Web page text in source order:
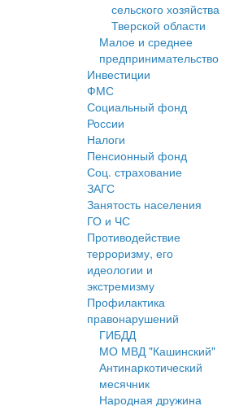
сельского хозяйства
Тверской области
Малое и среднее
предпринимательство
Инвестиции
ФМС
Социальный фонд
России
Налоги
Пенсионный фонд
Соц. страхование
ЗАГС
Занятость населения
ГО и ЧС
Противодействие
терроризму, его
идеологии и
экстремизму
Профилактика
правонарушений
ГИБДД
МО МВД "Кашинский"
Антинаркотический
месячник
Народная дружина